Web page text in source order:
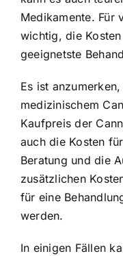
Medikamente. Für
wichtig, die
geeignetste
Es ist
medizinischem
Kaufpreis der
auch die Kosten
Beratung und die
zusätzlichen
für eine
werden.
In einigen Fällen